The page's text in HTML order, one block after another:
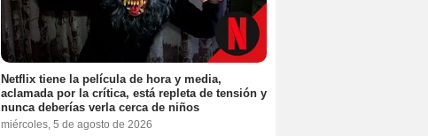
Netflix tiene la película de hora y media,
aclamada por la crítica, está repleta de tensión y
nunca deberías verla cerca de niños
miércoles, 5 de agosto de 2026